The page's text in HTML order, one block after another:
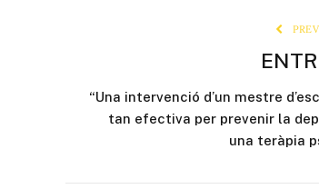
“Una intervenció d’un mestre
tan efectiva per prevenir la
una teràpia